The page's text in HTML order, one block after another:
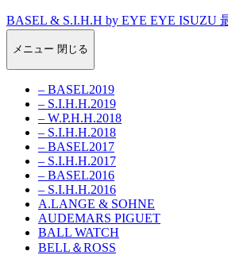
BASEL & S.I.H.H by EYE EYE ISUZU
メニュー 閉じる
– BASEL2019
– S.I.H.H.2019
– W.P.H.H.2018
– S.I.H.H.2018
– BASEL2017
– S.I.H.H.2017
– BASEL2016
– S.I.H.H.2016
A.LANGE & SOHNE
AUDEMARS PIGUET
BALL WATCH
BELL＆ROSS